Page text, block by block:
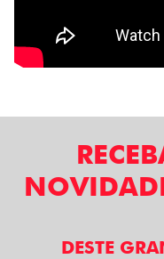
DESTE